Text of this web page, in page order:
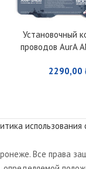
Установочный
проводов AurA
2290,00
использования
Все права